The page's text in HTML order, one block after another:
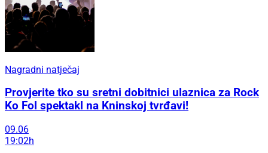
Nagradni natječaj
Provjerite tko su sretni dobitnici ulaznica za Rock
Ko Fol spektakl na Kninskoj tvrđavi!
09.06
19:02h